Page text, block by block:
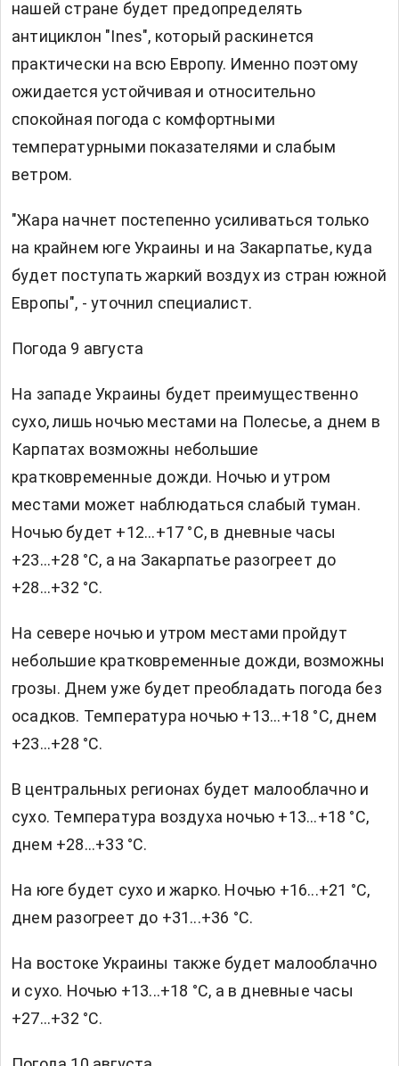
нашей стране будет предопределять
антициклон "Ines", который раскинется
практически на всю Европу. Именно поэтому
ожидается устойчивая и относительно
спокойная погода с комфортными
температурными показателями и слабым
ветром.
"Жара начнет постепенно усиливаться только
на крайнем юге Украины и на Закарпатье, куда
будет поступать жаркий воздух из стран южной
Европы", - уточнил специалист.
Погода 9 августа
На западе Украины будет преимущественно
сухо, лишь ночью местами на Полесье, а днем в
Карпатах возможны небольшие
кратковременные дожди. Ночью и утром
местами может наблюдаться слабый туман.
Ночью будет +12...+17 °С, в дневные часы
+23...+28 °С, а на Закарпатье разогреет до
+28...+32 °С.
На севере ночью и утром местами пройдут
небольшие кратковременные дожди, возможны
грозы. Днем уже будет преобладать погода без
осадков. Температура ночью +13...+18 °С, днем
+23...+28 °С.
В центральных регионах будет малооблачно и
сухо. Температура воздуха ночью +13...+18 °С,
днем +28...+33 °С.
На юге будет сухо и жарко. Ночью +16...+21 °С,
днем разогреет до +31...+36 °С.
На востоке Украины также будет малооблачно
и сухо. Ночью +13...+18 °С, а в дневные часы
+27...+32 °С.